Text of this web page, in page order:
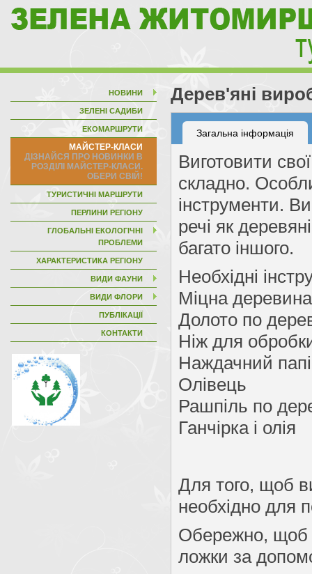
НОВИНИ
ЗЕЛЕНІ САДИБИ
ЕКОМАРШРУТИ
МАЙСТЕР-КЛАСИ
ТУРИСТИЧНІ МАРШРУТИ
ПЕРЛИНИ РЕГІОНУ
ГЛОБАЛЬНІ ЕКОЛОГІЧНІ
ПРОБЛЕМИ
ХАРАКТЕРИСТИКА РЕГІОНУ
ВИДИ ФАУНИ
ВИДИ ФЛОРИ
ПУБЛІКАЦІЇ
КОНТАКТИ
Дерев'яні
Загальна інформація
Виготовити
складно.
інструменти.
речі як
багато іншого.
Необхідні
Міцна
Долото по
Ніж для
Наждачний
Олівець
Рашпіль по
Ганчірка і олія
Для того, щоб
необхідно для
Обережно, щоб
ложки за